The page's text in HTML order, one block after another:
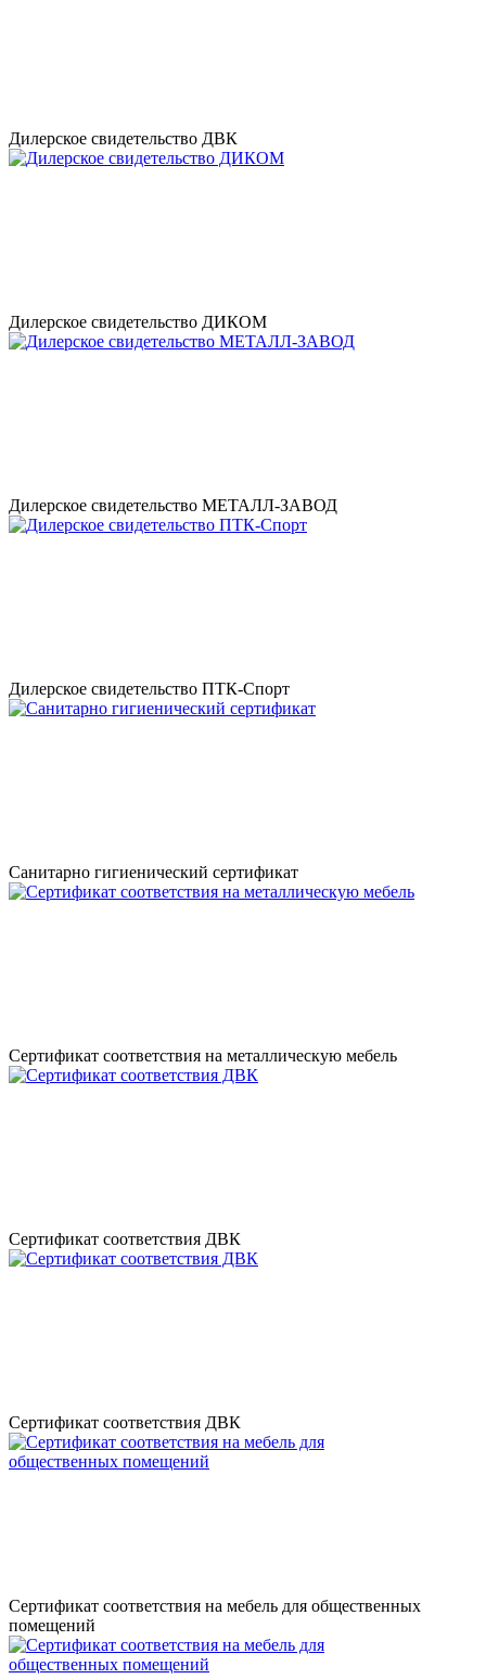
Дилерское свидетельство ДВК
Дилерское свидетельство ДИКОМ
Дилерское свидетельство МЕТАЛЛ-ЗАВОД
Дилерское свидетельство ПТК-Спорт
Санитарно гигиенический сертификат
Сертификат соответствия на металлическую мебель
Сертификат соответствия ДВК
Сертификат соответствия ДВК
Сертификат соответствия на мебель для общественных
помещений